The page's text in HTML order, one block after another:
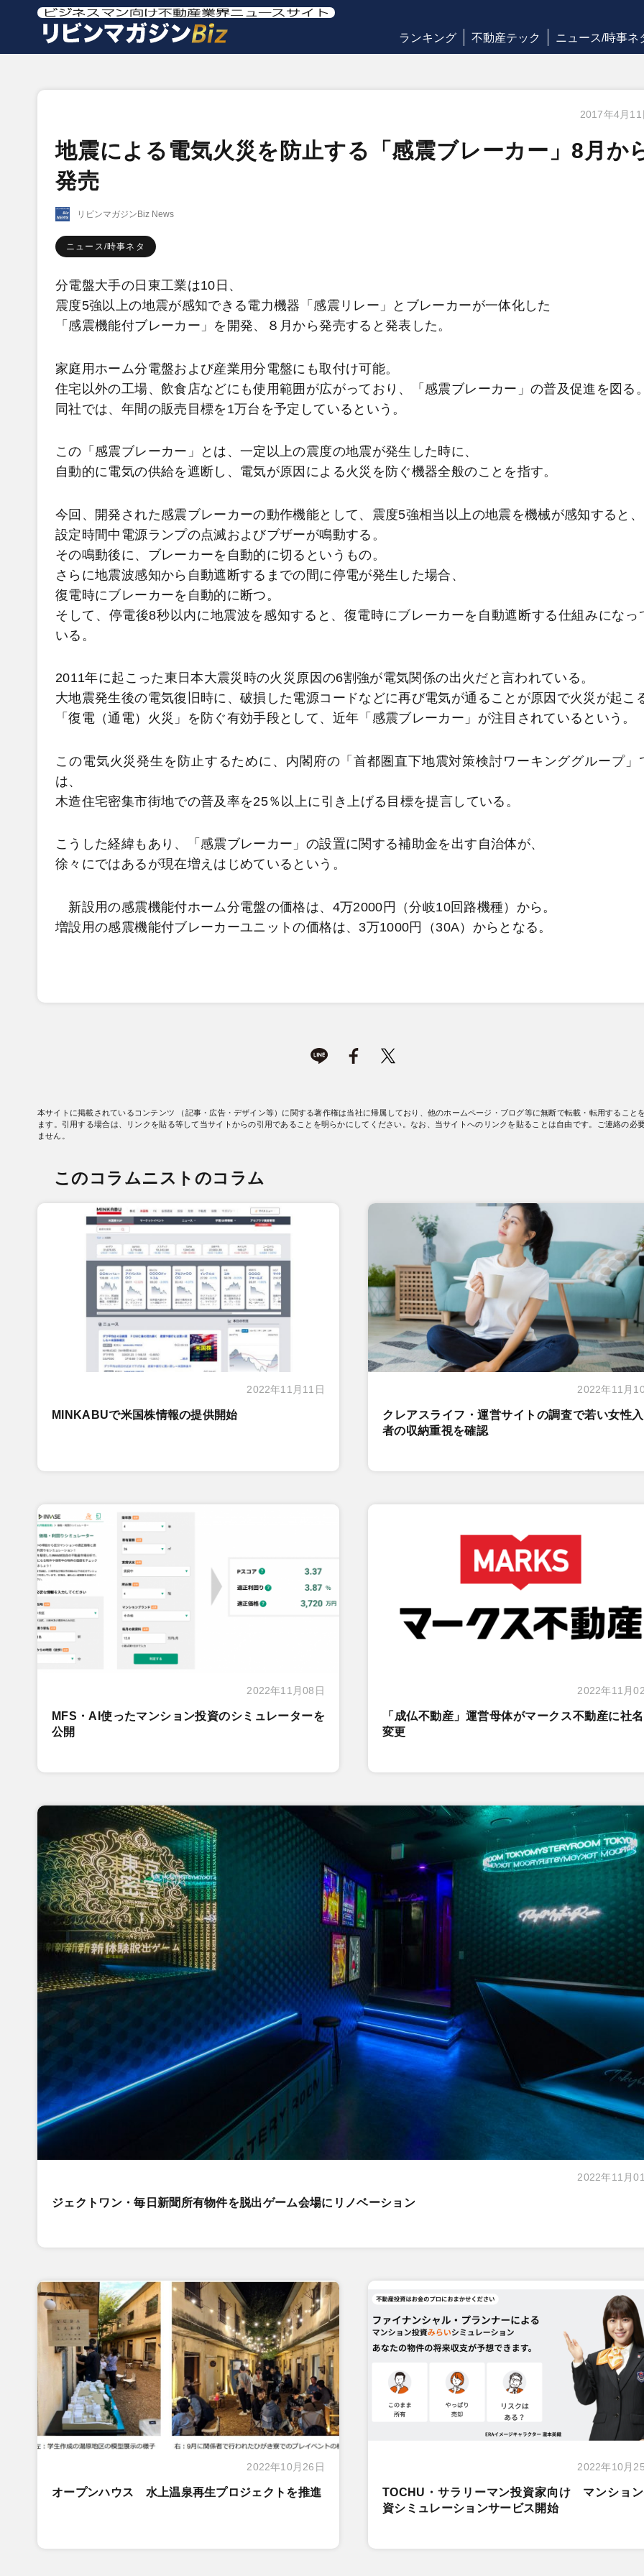
ランキング 不動産テック ニュース/時事ネ
2017年4月11
地震による電気火災を防止する「感震ブレーカー」8月か
発売
リビンマガジンBiz News
ニュース/時事ネタ
分電盤大手の日東工業は10日、
震度5強以上の地震が感知できる電力機器「感震リレー」とブレーカーが一体化した
「感震機能付ブレーカー」を開発、８月から発売すると発表した。
家庭用ホーム分電盤および産業用分電盤にも取付け可能。
住宅以外の工場、飲食店などにも使用範囲が広がっており、「感震ブレーカー」の普及促進を図る
同社では、年間の販売目標を1万台を予定しているという。
この「感震ブレーカー」とは、一定以上の震度の地震が発生した時に、
自動的に電気の供給を遮断し、電気が原因による火災を防ぐ機器全般のことを指す。
今回、開発された感震ブレーカーの動作機能として、震度5強相当以上の地震を機械が感知すると、
設定時間中電源ランプの点滅およびブザーが鳴動する。
その鳴動後に、ブレーカーを自動的に切るというもの。
さらに地震波感知から自動遮断するまでの間に停電が発生した場合、
復電時にブレーカーを自動的に断つ。
そして、停電後8秒以内に地震波を感知すると、復電時にブレーカーを自動遮断する仕組みになっ
いる。
2011年に起こった東日本大震災時の火災原因の6割強が電気関係の出火だと言われている。
大地震発生後の電気復旧時に、破損した電源コードなどに再び電気が通ることが原因で火災が起こ
「復電（通電）火災」を防ぐ有効手段として、近年「感震ブレーカー」が注目されているという。
この電気火災発生を防止するために、内閣府の「首都圏直下地震対策検討ワーキンググループ」
は、
木造住宅密集市街地での普及率を25％以上に引き上げる目標を提言している。
こうした経緯もあり、「感震ブレーカー」の設置に関する補助金を出す自治体が、
徐々にではあるが現在増えはじめているという。
新設用の感震機能付ホーム分電盤の価格は、4万2000円（分岐10回路機種）から。
増設用の感震機能付ブレーカーユニットの価格は、3万1000円（30A）からとなる。
本サイトに掲載されているコンテンツ （記事・広告・デザイン等）に関する著作権は当社に帰属しており、他のホームページ・ブログ等に無断で転載・転用すること
ます。引用する場合は、リンクを貼る等して当サイトからの引用であることを明らかにしてください。なお、当サイトへのリンクを貼ることは自由です。ご連絡の必
ません。
このコラムニストのコラム
2022年11月11日
MINKABUで米国株情報の提供開始
2022年11月
クレアスライフ・運営サイトの調査で若い女性
者の収納重視を確認
2022年11月08日
MFS・AI使ったマンション投資のシミュレーターを
公開
2022年11月
「成仏不動産」運営母体がマークス不動産に社
変更
2022年11月
ジェクトワン・毎日新聞所有物件を脱出ゲーム会場にリノベーション
2022年10月26日
オープンハウス 水上温泉再生プロジェクトを推進
2022年10月
TOCHU・サラリーマン投資家向け マンショ
資シミュレーションサービス開始